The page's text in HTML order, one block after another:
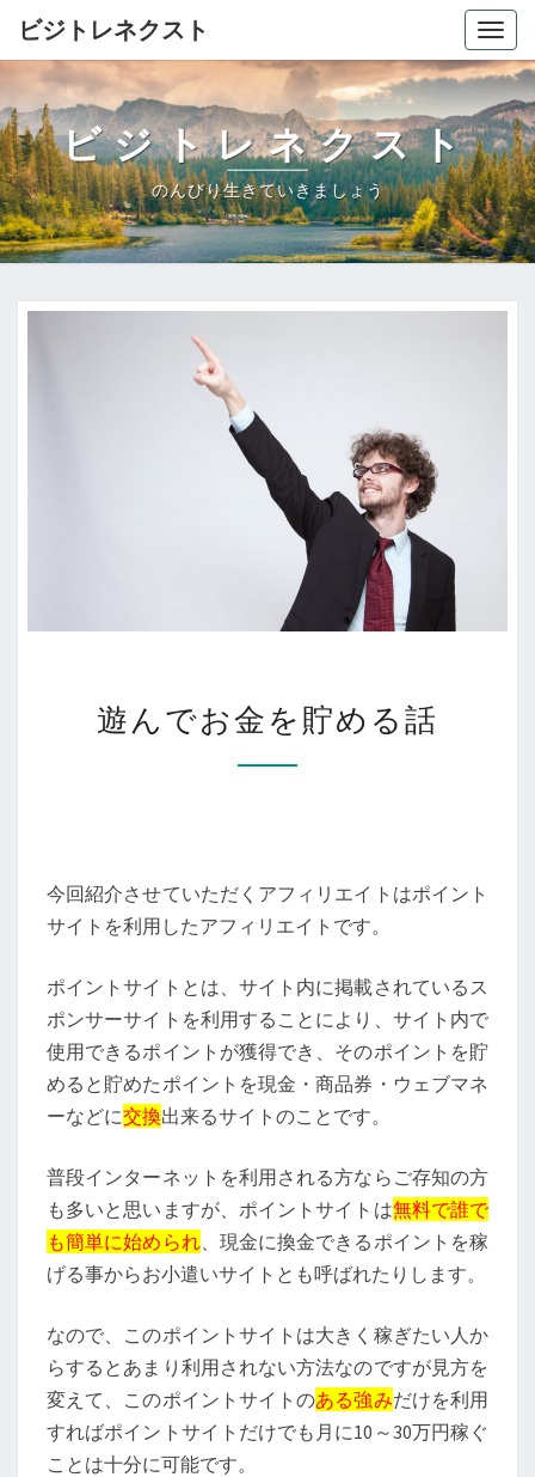
ビジトレネクスト
ビジトレネクスト
のんびり生きていきましょう
ん
で
お
る
話
遊んでお金を貯める話
今回紹介させていただくアフィリエイトはポイント
サイトを利用したアフィリエイトです。
ポイントサイトとは、サイト内に掲載されているス
ポンサーサイトを利用することにより、サイト内で
使用できるポイントが獲得でき、そのポイントを貯
めると貯めたポイントを現金・商品券・ウェブマネ
ーなどに交換出来るサイトのことです。
普段インターネットを利用される方ならご存知の方
も多いと思いますが、ポイントサイトは無料で誰で
も簡単に始められ、現金に換金できるポイントを稼
げる事からお小遣いサイトとも呼ばれたりします。
なので、このポイントサイトは大きく稼ぎたい人か
らするとあまり利用されない方法なのですが見方を
変えて、このポイントサイトのある強みだけを利用
すればポイントサイトだけでも月に10～30万円稼ぐ
ことは十分に可能です。